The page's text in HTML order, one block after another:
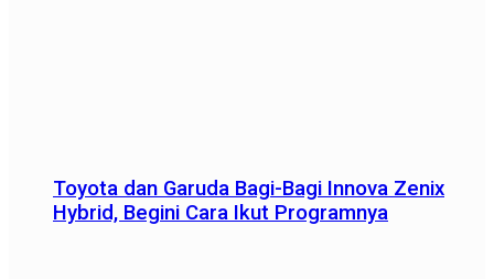
Toyota dan Garuda Bagi-Bagi Innova Zenix
Hybrid, Begini Cara Ikut Programnya